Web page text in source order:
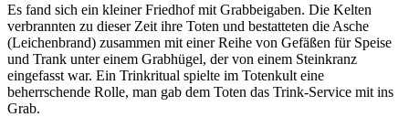
Es fand sich ein kleiner Friedhof mit Grabbeigaben. Die Kelten
verbrannten zu dieser Zeit ihre Toten und bestatteten die Asche
(Leichenbrand) zusammen mit einer Reihe von Gefäßen für Speise
und Trank unter einem Grabhügel, der von einem Steinkranz
eingefasst war. Ein Trinkritual spielte im Totenkult eine
beherrschende Rolle, man gab dem Toten das Trink-Service mit ins
Grab.